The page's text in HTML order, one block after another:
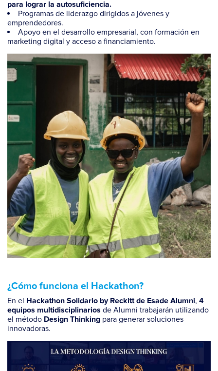
para lograr la autosuficiencia.
Programas de liderazgo dirigidos a jóvenes y
emprendedores.
Apoyo en el desarrollo empresarial, con formación en
marketing digital y acceso a financiamiento.
¿Cómo funciona el Hackathon?
En el Hackathon Solidario by Reckitt de Esade Alumni, 4
equipos multidisciplinarios de Alumni trabajarán utilizando
el método Design Thinking para generar soluciones
innovadoras.